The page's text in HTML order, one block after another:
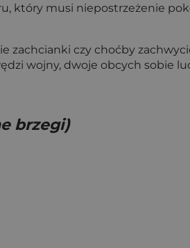
który musi niepostrzeżenie
zachcianki czy choćby
wojny, dwoje obcych sobie
brzegi)